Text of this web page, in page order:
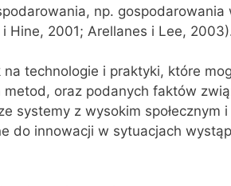
np. gospodarowania
Hine, 2001; Arellanes i Lee,
technologie i praktyki, które
oraz podanych faktów
systemy z wysokim społecznym
do innowacji w sytuacjach